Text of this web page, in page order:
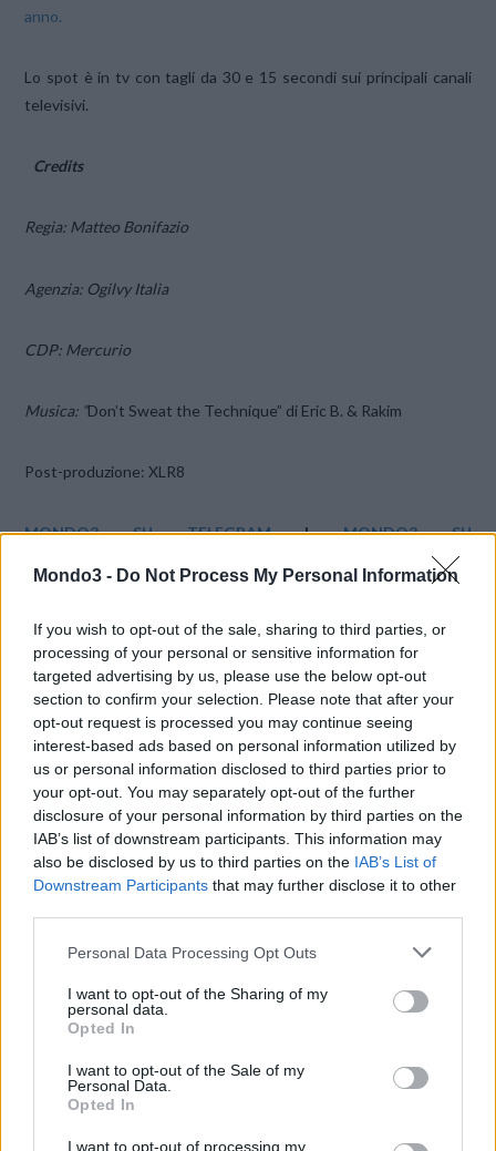
Mondo3 - Do Not Process My Personal Information
If you wish to opt-out of the sale, sharing to third parties, or
processing of your personal or sensitive information for
targeted advertising by us, please use the below opt-out
section to confirm your selection. Please note that after your
opt-out request is processed you may continue seeing
interest-based ads based on personal information utilized by
us or personal information disclosed to third parties prior to
your opt-out. You may separately opt-out of the further
disclosure of your personal information by third parties on the
IAB’s list of downstream participants. This information may
also be disclosed by us to third parties on the IAB’s List of
Downstream Participants that may further disclose it to other
Personal Data Processing Opt Outs
I want to opt-out of the Sharing of my
personal data.
Opted In
I want to opt-out of the Sale of my
Personal Data.
Opted In
I want to opt-out of processing my
anno.
Lo spot è in tv con tagli da 30 e 15 secondi sui principali canali
televisivi.
Credits
Regia: Matteo Bonifazio
Agenzia: Ogilvy Italia
CDP: Mercurio
Musica: “Don’t Sweat the Technique” di Eric B. & Rakim
Post-produzione: XLR8
MONDO3 SU TELEGRAM|MONDO3 SU
https://www.youtube.com/watch?v=wQgzBxoK_w8
CONDIVIDI QUESTO ARTICOLO:
E-mail LinkedIn Facebook
X Mastodon Telegram
WhatsApp Stampa Altro
LE MIGLIORI OFFERTE AMAZON